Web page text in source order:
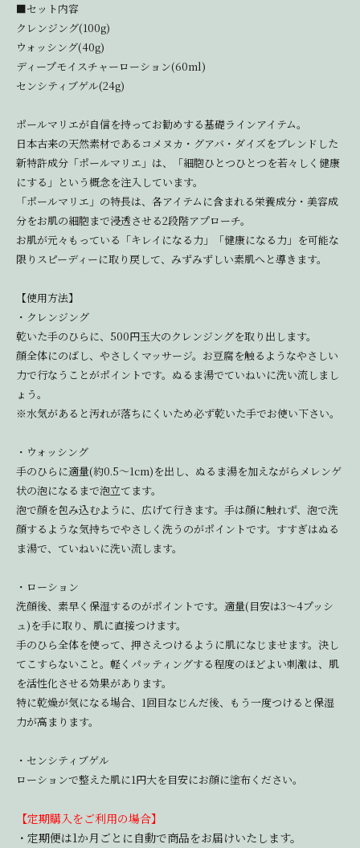
■セット内容
クレンジング(100g)
ウォッシング(40g)
ディープモイスチャーローション(60ml)
センシティブゲル(24g)
ポールマリエが自信を持ってお勧めする基礎ラインアイテム。
日本古来の天然素材であるコメヌカ・グアバ・ダイズをブレンドした
新特許成分「ポールマリエ」は、「細胞ひとつひとつを若々しく健康
にする」という概念を注入しています。
「ポールマリエ」の特長は、各アイテムに含まれる栄養成分・美容成
分をお肌の細胞まで浸透させる2段階アプローチ。
お肌が元々もっている「キレイになる力」「健康になる力」を可能な
限りスピーディーに取り戻して、みずみずしい素肌へと導きます。
【使用方法】
・クレンジング
乾いた手のひらに、500円玉大のクレンジングを取り出します。
顔全体にのばし、やさしくマッサージ。お豆腐を触るようなやさしい
力で行なうことがポイントです。ぬるま湯でていねいに洗い流しまし
ょう。
※水気があると汚れが落ちにくいため必ず乾いた手でお使い下さい。
・ウォッシング
手のひらに適量(約0.5～1cm)を出し、ぬるま湯を加えながらメレンゲ
状の泡になるまで泡立てます。
泡で顔を包み込むように、広げて行きます。手は顔に触れず、泡で洗
顔するような気持ちでやさしく洗うのがポイントです。すすぎはぬる
ま湯で、ていねいに洗い流します。
・ローション
洗顔後、素早く保湿するのがポイントです。適量(目安は3～4プッシ
ュ)を手に取り、肌に直接つけます。
手のひら全体を使って、押さえつけるように肌になじませます。決し
てこすらないこと。軽くパッティングする程度のほどよい刺激は、肌
を活性化させる効果があります。
特に乾燥が気になる場合、1回目なじんだ後、もう一度つけると保湿
力が高まります。
・センシティブゲル
ローションで整えた肌に1円大を目安にお顔に塗布ください。
【定期購入をご利用の場合】
・定期便は1か月ごとに自動で商品をお届けいたします。